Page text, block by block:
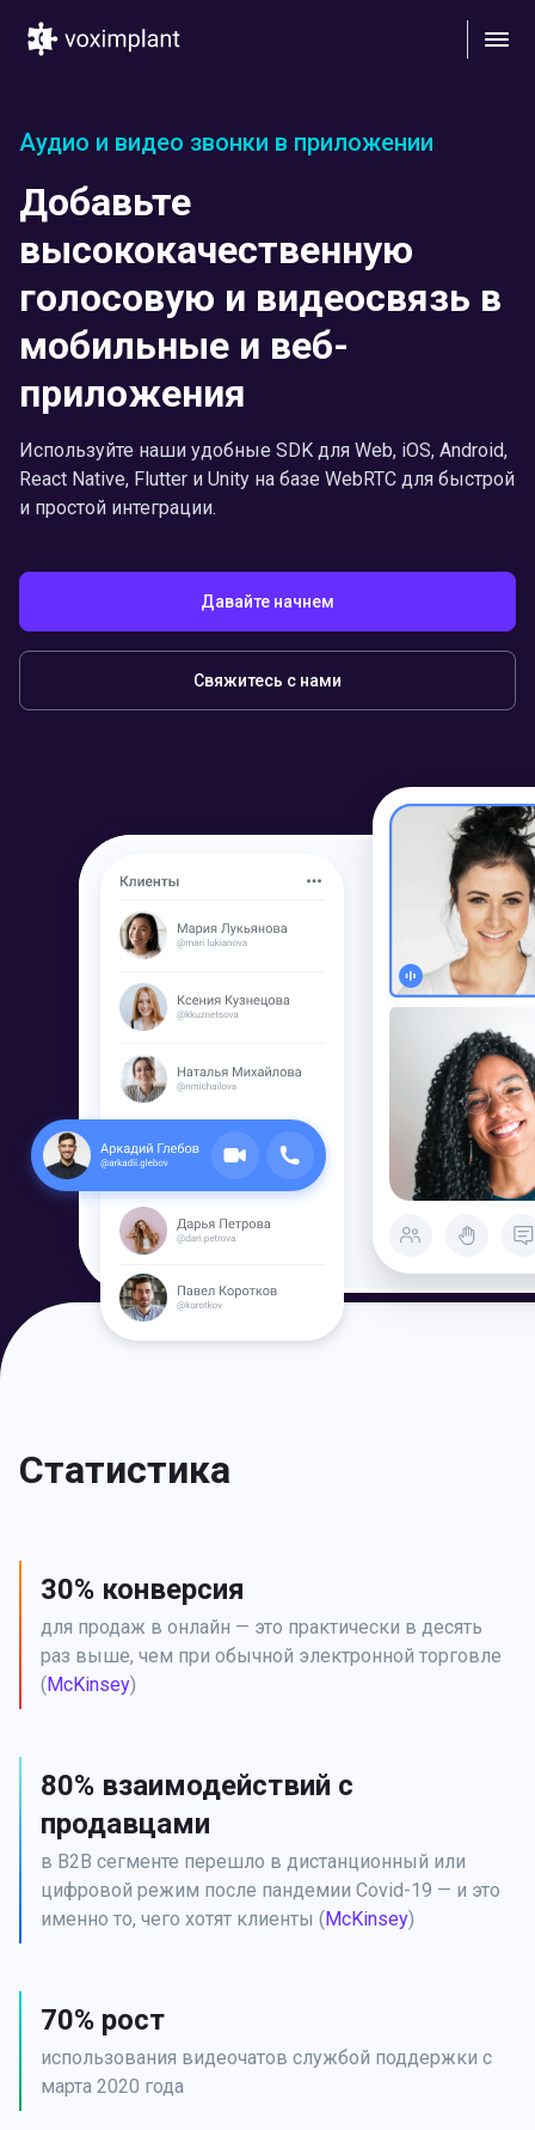
Аудио и видео звонки в приложении
Добавьте
высококачественную
голосовую и видеосвязь в
мобильные и веб-
приложения
Используйте наши удобные SDK для Web, iOS, Android,
React Native, Flutter и Unity на базе WebRTC для быстрой
и простой интеграции.
Давайте начнем
Свяжитесь с нами
Статистика
30% конверсия
для продаж в онлайн — это практически в десять
раз выше, чем при обычной электронной торговле
(McKinsey)
80% взаимодействий с
продавцами
в B2B сегменте перешло в дистанционный или
цифровой режим после пандемии Covid-19 — и это
именно то, чего хотят клиенты (McKinsey)
70% рост
использования видеочатов службой поддержки с
марта 2020 года